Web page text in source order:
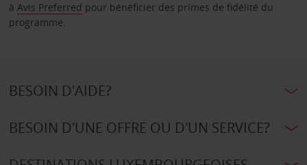
à Avis Preferred pour bénéficier des primes de fidélité du
programme.
BESOIN D'AIDE?
BESOIN D'UNE OFFRE OU D'UN SERVICE?